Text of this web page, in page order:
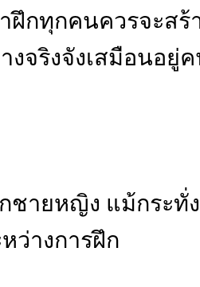
กทุกคนควรจะสร้
งจริงจังเสมือนอยู่
ายหญิง แม้กระทั่
ว่างการฝึก